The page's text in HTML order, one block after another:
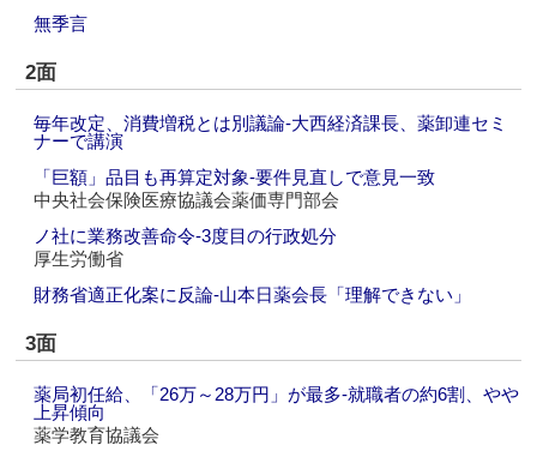
無季言
2面
毎年改定、消費増税とは別議論‐大西経済課長、薬卸連セミ
ナーで講演
「巨額」品目も再算定対象‐要件見直しで意見一致
中央社会保険医療協議会薬価専門部会
ノ社に業務改善命令‐3度目の行政処分
厚生労働省
財務省適正化案に反論‐山本日薬会長「理解できない」
3面
薬局初任給、「26万～28万円」が最多‐就職者の約6割、やや
上昇傾向
薬学教育協議会